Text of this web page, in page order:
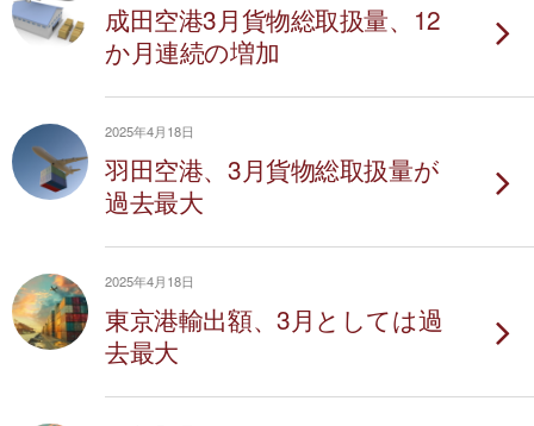
成田空港3月貨物総取扱量、12
か月連続の増加
2025年4月18日
羽田空港、3月貨物総取扱量が
過去最大
2025年4月18日
東京港輸出額、3月としては過
去最大